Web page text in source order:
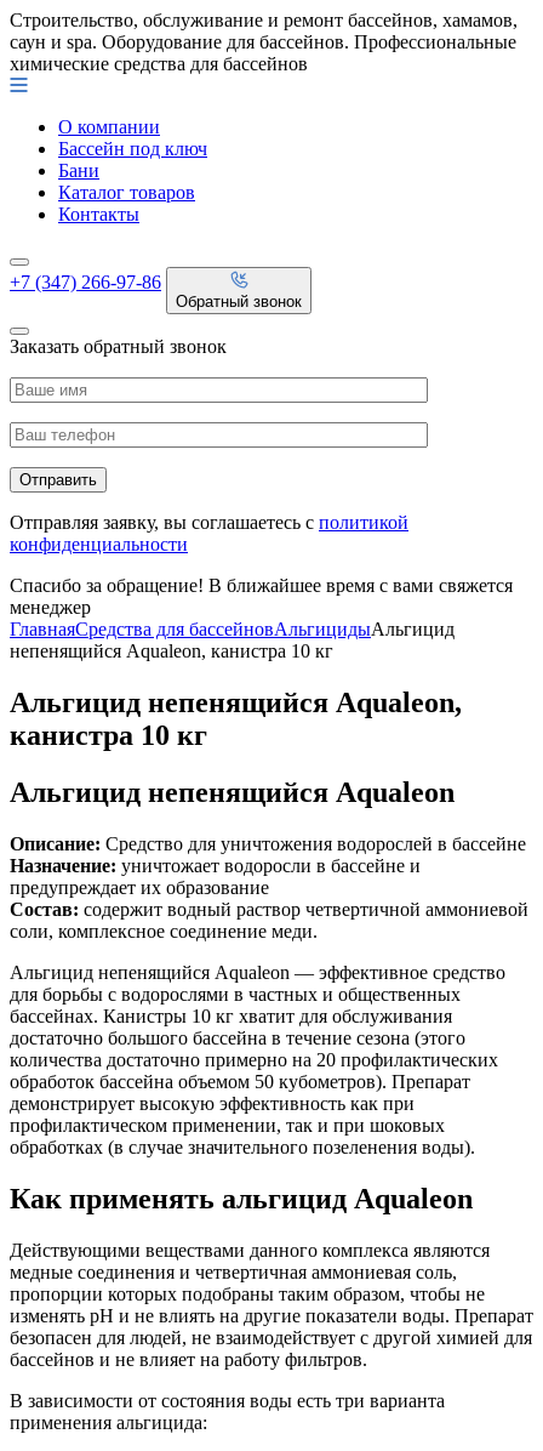
Строительство, обслуживание и ремонт бассейнов, хамамов,
саун и spa. Оборудование для бассейнов. Профессиональные
химические средства для бассейнов
О компании
Бассейн под ключ
Бани
Каталог товаров
Контакты
+7 (347) 266-97-86
Обратный звонок
Заказать обратный звонок
Отправляя заявку, вы соглашаетесь с политикой
конфиденциальности
Спасибо за обращение! В ближайшее время с вами свяжется
менеджер
ГлавнаяСредства для бассейновАльгицидыАльгицид
непенящийся Aqualeon, канистра 10 кг
Альгицид непенящийся Aqualeon,
канистра 10 кг
Альгицид непенящийся Aqualeon
Описание: Средство для уничтожения водорослей в бассейне
Назначение: уничтожает водоросли в бассейне и
предупреждает их образование
Состав: содержит водный раствор четвертичной аммониевой
соли, комплексное соединение меди.
Альгицид непенящийся Aqualeon — эффективное средство
для борьбы с водорослями в частных и общественных
бассейнах. Канистры 10 кг хватит для обслуживания
достаточно большого бассейна в течение сезона (этого
количества достаточно примерно на 20 профилактических
обработок бассейна объемом 50 кубометров). Препарат
демонстрирует высокую эффективность как при
профилактическом применении, так и при шоковых
обработках (в случае значительного позеленения воды).
Как применять альгицид Aqualeon
Действующими веществами данного комплекса являются
медные соединения и четвертичная аммониевая соль,
пропорции которых подобраны таким образом, чтобы не
изменять pH и не влиять на другие показатели воды. Препарат
безопасен для людей, не взаимодействует с другой химией для
бассейнов и не влияет на работу фильтров.
В зависимости от состояния воды есть три варианта
применения альгицида: